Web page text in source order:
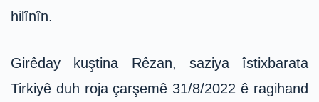
hilînîn.
Girêday kuştina Rêzan, saziya îstixbarata
Tirkiyê duh roja çarşemê 31/8/2022 ê ragihand